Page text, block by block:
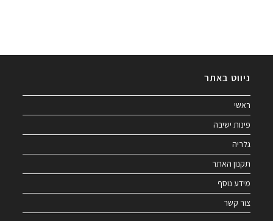
ניווט באתר
ראשי
פינות ישיבה
גלריה
תקנון האתר
מידע נוסף
צור קשר